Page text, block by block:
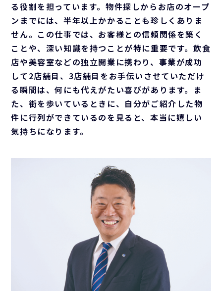
る役割を担っています。物件探しからお店のオープ
ンまでには、半年以上かかることも珍しくありま
せん。この仕事では、お客様との信頼関係を築く
ことや、深い知識を持つことが特に重要です。飲食
店や美容室などの独立開業に携わり、事業が成功
して2店舗目、3店舗目をお手伝いさせていただけ
る瞬間は、何にも代えがたい喜びがあります。ま
た、街を歩いているときに、自分がご紹介した物
件に行列ができているのを見ると、本当に嬉しい
気持ちになります。